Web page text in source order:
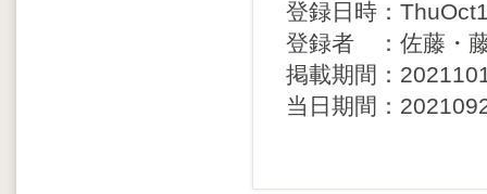
登録日時：
登録者 ：佐藤・
掲載期間：
当日期間：